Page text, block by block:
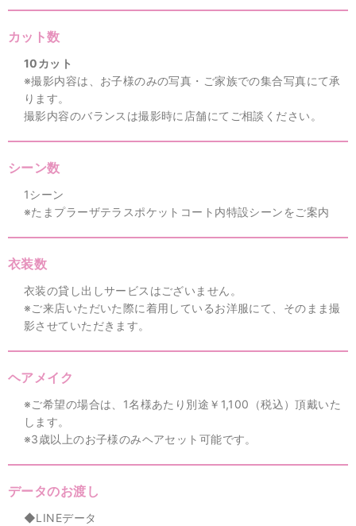
カット数
10カット
※撮影内容は、お子様のみの写真・ご家族での集合写真にて承
ります。
撮影内容のバランスは撮影時に店舗にてご相談ください。
シーン数
1シーン
※たまプラーザテラスポケットコート内特設シーンをご案内
衣装数
衣装の貸し出しサービスはございません。
※ご来店いただいた際に着用しているお洋服にて、そのまま撮
影させていただきます。
ヘアメイク
※ご希望の場合は、1名様あたり別途￥1,100（税込）頂戴いた
します。
※3歳以上のお子様のみヘアセット可能です。
データのお渡し
◆LINEデータ